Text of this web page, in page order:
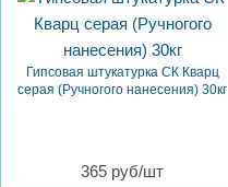
Гипсовая штукатурка СК Кварц
серая (Ручногого нанесения) 30кг
365 руб/шт